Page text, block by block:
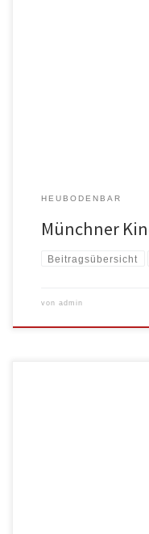
HEUBODENBAR
Münchner
Beitragsübersicht
von admin